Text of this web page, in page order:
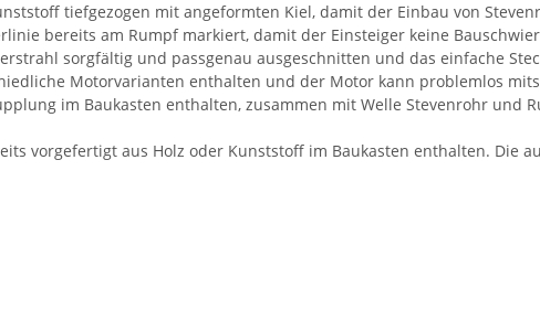
tiefgezogen mit angeformten Kiel, damit der Einbau von
bereits am Rumpf markiert, damit der Einsteiger keine
sorgfältig und passgenau ausgeschnitten und das einfache
Motorvarianten enthalten und der Motor kann problemlos
im Baukasten enthalten, zusammen mit Welle Stevenrohr und
vorgefertigt aus Holz oder Kunststoff im Baukasten enthalten. Die